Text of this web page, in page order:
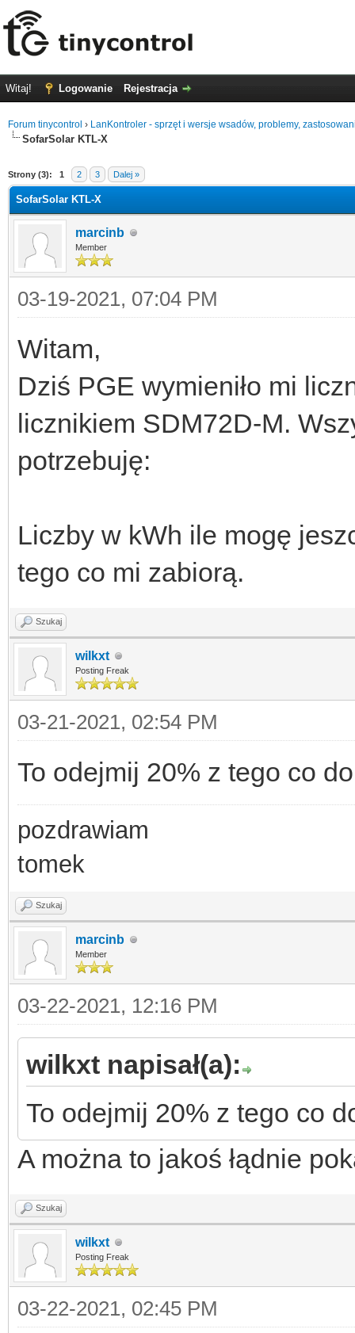
Witaj! Logowanie Rejestracja
Forum tinycontrol › LanKontroler - sprzęt i wersje wsadów, problemy,
SofarSolar KTL-X
Strony (3): 1 2 3 Dalej »
SofarSolar KTL-X
marcinb
Member
03-19-2021, 07:04 PM
Witam,
Dziś PGE wymieniło mi
licznikiem SDM72D-M.
potrzebuję:
Liczby w kWh ile mogę
tego co mi zabiorą.
Szukaj
wilkxt
Posting Freak
03-21-2021, 02:54 PM
To odejmij 20% z tego co do
pozdrawiam
tomek
Szukaj
marcinb
Member
03-22-2021, 12:16 PM
wilkxt napisał(a):
To odejmij 20% z tego co
A można to jakoś łądnie
Szukaj
wilkxt
Posting Freak
03-22-2021, 02:45 PM